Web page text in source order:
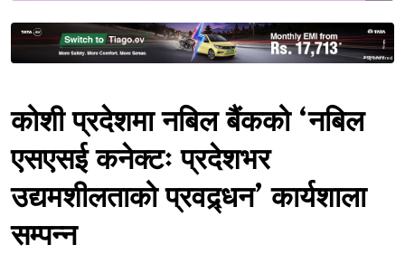
Sponsored
कोशी प्रदेशमा नबिल बैंकको ‘नबिल
एसएसई कनेक्टः प्रदेशभर
उद्यमशीलताको प्रवद्र्धन’ कार्यशाला
सम्पन्न